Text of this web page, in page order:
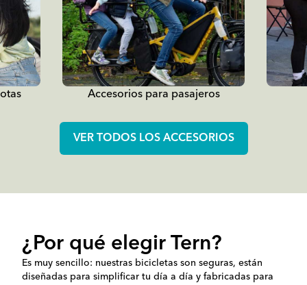
Accesorios para pasajeros
VER TODOS LOS ACCESORIOS
¿Por qué elegir Tern?
Es muy sencillo: nuestras bicicletas son seguras, están
diseñadas para simplificar tu día a día y fabricadas para